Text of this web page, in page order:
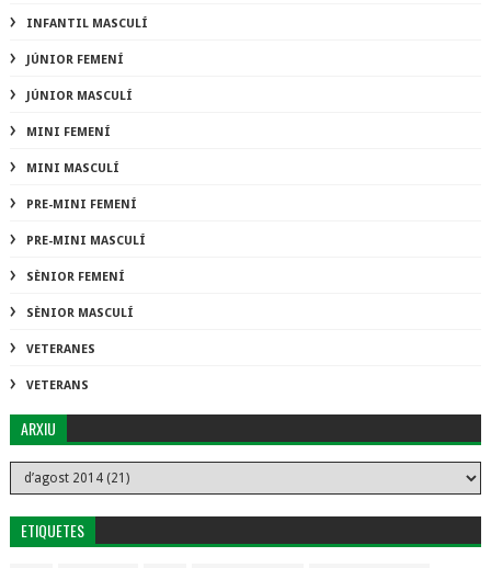
INFANTIL MASCULÍ
JÚNIOR FEMENÍ
JÚNIOR MASCULÍ
MINI FEMENÍ
MINI MASCULÍ
PRE-MINI FEMENÍ
PRE-MINI MASCULÍ
SÈNIOR FEMENÍ
SÈNIOR MASCULÍ
VETERANES
VETERANS
ARXIU
ETIQUETES